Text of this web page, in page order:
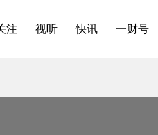
注 视听 快讯 一财号